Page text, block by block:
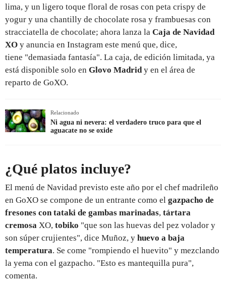
lima, y un ligero toque floral de rosas con peta crispy de
yogur y una chantilly de chocolate rosa y frambuesas con
stracciatella de chocolate; ahora lanza la Caja de Navidad
XO y anuncia en Instagram este menú que, dice,
tiene "demasiada fantasía". La caja, de edición limitada, ya
está disponible solo en Glovo Madridy en el área de
reparto de GoXO.
Relacionado
Ni agua ni nevera: el verdadero truco para que el
aguacate no se oxide
¿Qué platos incluye?
El menú de Navidad previsto este año por el chef madrileño
en GoXO se compone de un entrante como el gazpacho de
fresones con tataki de gambas marinadas, tártara
cremosa XO, tobiko "que son las huevas del pez volador y
son súper crujientes", dice Muñoz, y huevo a baja
temperatura. Se come "rompiendo el huevito" y mezclando
la yema con el gazpacho. "Esto es mantequilla pura",
comenta.